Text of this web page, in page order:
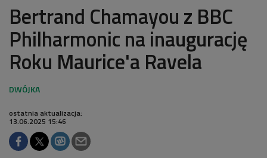
Bertrand Chamayou z BBC
Philharmonic na inaugurację
Roku Maurice'a Ravela
ostatnia aktualizacja:
13.06.2025 15:46